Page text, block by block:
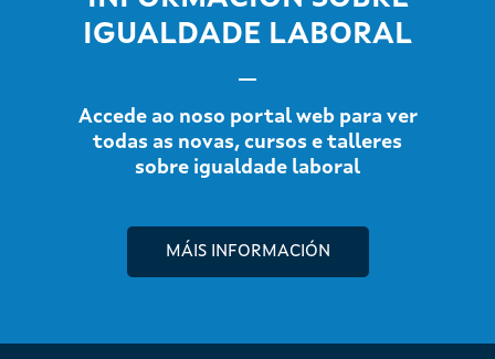
IGUALDADE LABORAL
Accede ao noso portal web para ver
todas as novas, cursos e talleres
sobre igualdade laboral
MÁIS INFORMACIÓN